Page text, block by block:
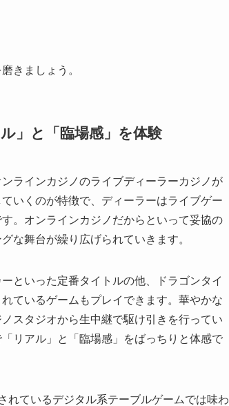
きましょう。
」と「臨場感」を体験
ラインカジノのライブディーラーカジノが
いくのが特徴で、ディーラーはライブゲー
。オンラインカジノだからといって妥協の
な舞台が繰り広げられていきます。
といった定番タイトルの他、ドラゴンタイ
ているゲームもプレイできます。華やかな
スタジオから生中継で駆け引きを行ってい
リアル」と「臨場感」をばっちりと体感で
れているデジタル系テーブルゲームでは味わ